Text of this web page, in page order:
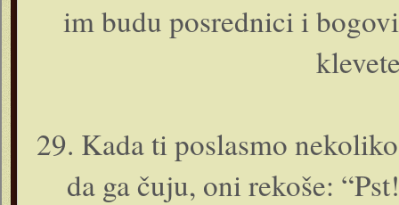
im budu posrednici i
29. Kada ti poslasmo
da ga čuju, o­ni rekoše: